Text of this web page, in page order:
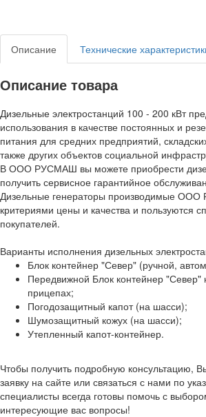
Описание Технические
Описание товара
Дизельные электростанций 100 - 200 кВт
использования в качестве постоянных и
питания для средних предприятий,
также других объектов социальной
В ООО РУСМАШ вы можете приобрести
получить сервисное гарантийное
Дизельные генераторы производимые
критериями цены и качества и пользуются
покупателей.
Варианты исполнения дизельных
Блок контейнер "Север" (ручной,
Передвижной Блок контейнер "Север"
прицепах;
Погодозащитный капот (на шасси);
Шумозащитный кожух (на шасси);
Утепленный капот-контейнер.
Чтобы получить подробную консультацию,
заявку на сайте или связаться с нами по
специалисты всегда готовы помочь с
интересующие вас вопросы!